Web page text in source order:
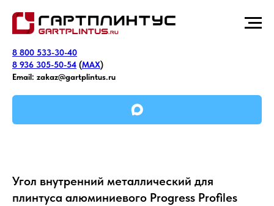
8 800 533-30-40
8 936 305-50-54 (MAX)
Email: zakaz@gartplintus.ru
Угол внутренний металлический для
плинтуса алюминиевого Progress Profiles